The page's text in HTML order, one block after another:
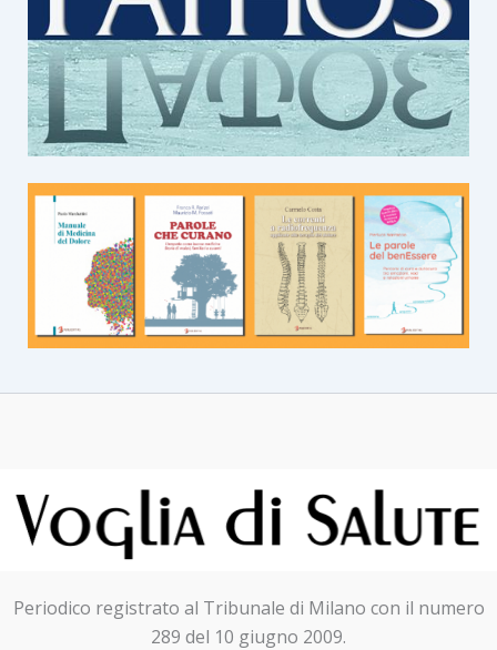
Periodico registrato al Tribunale di Milano con il numero
289 del 10 giugno 2009.